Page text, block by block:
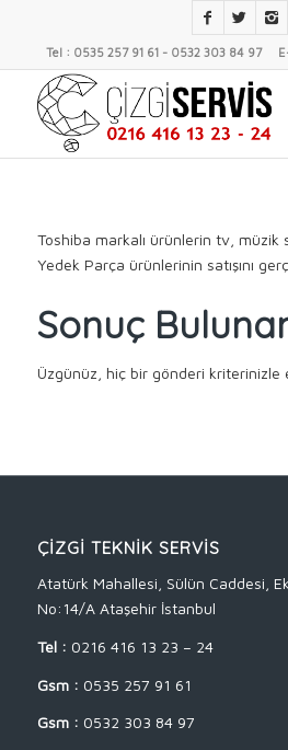
Tel : 0535 257 91 61 - 0532 303 84 97
Toshiba markalı ürünlerin tv, müzik
Yedek Parça ürünlerinin satışını
Sonuç
Üzgünüz, hiç bir gönderi kriterinizle
ÇİZGİ TEKNİK SERVİS
Atatürk Mahallesi, Sülün Caddesi,
No:14/A Ataşehir İstanbul
Tel : 0216 416 13 23 – 24
Gsm : 0535 257 91 61
Gsm : 0532 303 84 97